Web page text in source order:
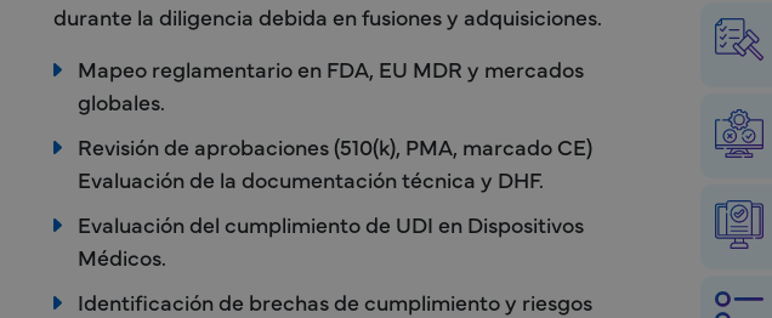
durante la diligencia debida en fusiones y adquisiciones.
Mapeo reglamentario en FDA, EU MDR y mercados
globales.
Revisión de aprobaciones (510(k), PMA, marcado CE)
Evaluación de la documentación técnica y DHF.
Evaluación del cumplimiento de UDI en Dispositivos
Médicos.
Identificación de brechas de cumplimiento y riesgos